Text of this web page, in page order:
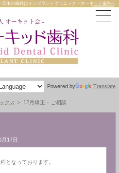
宮市の歯科はインプラントクリニック・オーキッド歯科へ
Powered by Translate
クス 12月矯正・ご相談
17日
となっております。